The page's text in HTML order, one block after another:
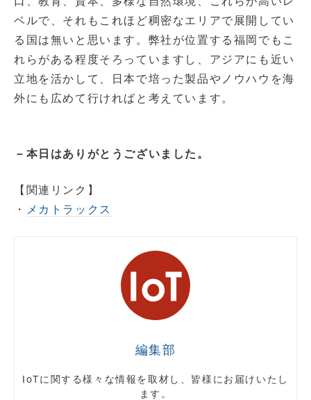
ベルで、それもこれほど稠密なエリアで展開してい
る国は無いと思います。弊社が位置する福岡でもこ
れらがある程度そろっていますし、アジアにも近い
立地を活かして、日本で培った製品やノウハウを海
外にも広めて行ければと考えています。
－本日はありがとうございました。
【関連リンク】
・ メカトラックス
編集部
IoTに関する様々な情報を取材し、皆様にお届けいたし
ます。